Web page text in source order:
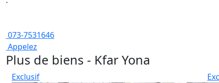
073-7531646
Appelez
Plus de biens - Kfar Yona
Exclusif